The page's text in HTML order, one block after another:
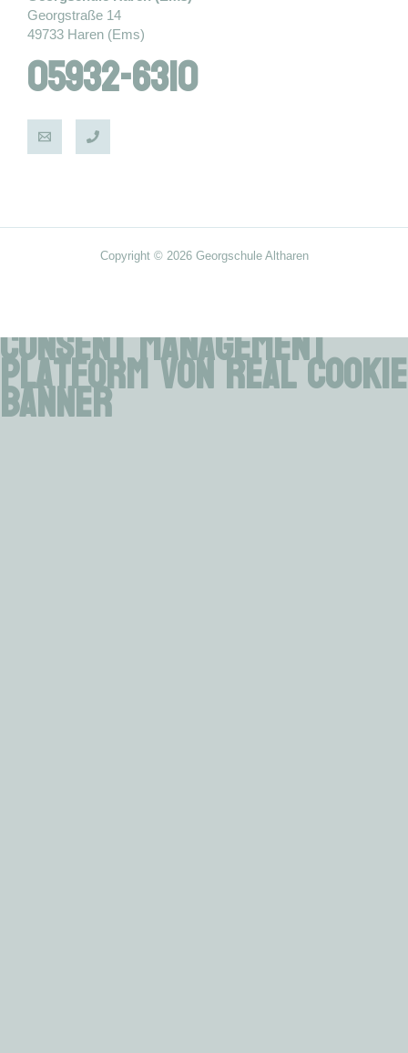
Georgstraße 14
49733 Haren (Ems)
05932-6310
Copyright © 2026 Georgschule Altharen
Consent Management
Platform von Real Cookie
Banner